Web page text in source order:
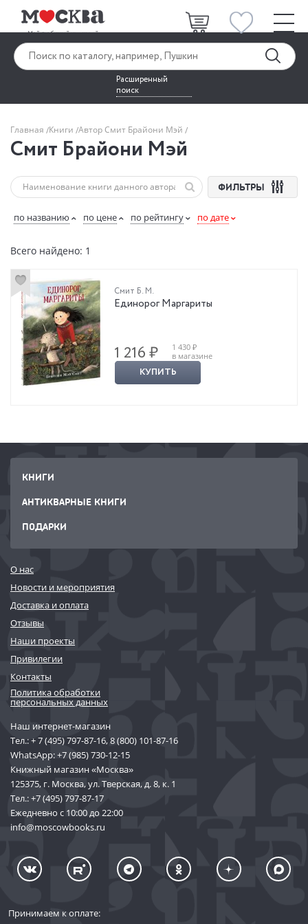
Расширенный
поиск
Главная Книги Автор Смит Брайони Мэй
Смит Брайони Мэй
ФИЛЬТРЫ
по названию по цене по рейтингу по дате
Всего найдено: 1
Смит Б. М.
Единорог Маргариты
1 216 ₽
1 430 ₽
в магазине
КУПИТЬ
КНИГИ
АНТИКВАРНЫЕ КНИГИ
ПОДАРКИ
О нас
Новости и мероприятия
Доставка и оплата
Отзывы
Наши проекты
Привилегии
Контакты
Политика обработки
персональных данных
Наш интернет-магазин
Тел.:+ 7 (495) 797-87-16,8 (800) 101-87-16
WhatsApp:+7 (985) 730-12-15
Книжный магазин «Москва»
125375, г. Москва, ул. Тверская, д. 8, к. 1
Тел.:+7 (495) 797-87-17
Ежедневно с 10:00 до 22:00
info@moscowbooks.ru
Принимаем к оплате: